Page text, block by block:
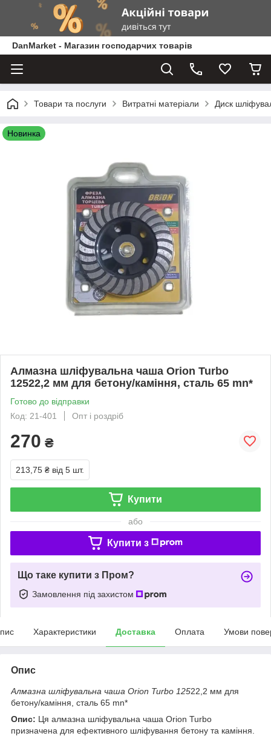
DanMarket - Магазин господарчих товарів
Товари та послуги Витратні матеріали Диск
Новинка
Алмазна шліфувальна чаша Orion Turbo
12522,2 мм для бетону/каміння, сталь 65 mn*
Готово до відправки
Код: 21-401
Опт і роздріб
270 ₴
213,75 ₴ від 5 шт.
Купити
або
Купити з
Що таке купити з Пром?
Замовлення під захистом
Характеристики Доставка Оплата Умови
Опис
Алмазна шліфувальна чаша Orion Turbo 12522,2 мм для
бетону/каміння, сталь 65 mn*
Опис: Ця алмазна шліфувальна чаша Orion Turbo
призначена для ефективного шліфування бетону та каміння.